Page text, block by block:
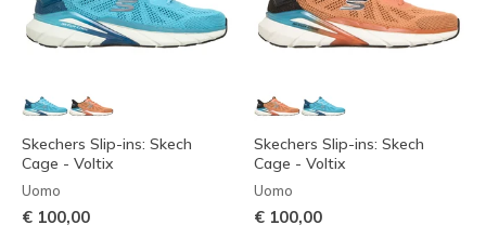
Skechers Slip-ins: Skech
Cage - Voltix
Uomo
€ 100,00
Skechers Slip-ins: Skech
Cage - Voltix
Uomo
€ 100,00